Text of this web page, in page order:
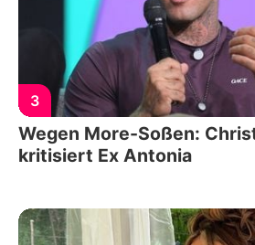
3
Wegen More-Soßen:
kritisiert Ex Antonia